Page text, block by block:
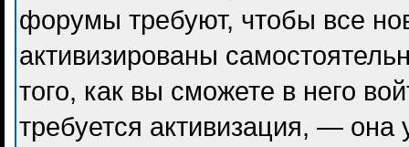
форумы требуют, чтобы все
активизированы
того, как вы сможете в него
требуется активизация, —